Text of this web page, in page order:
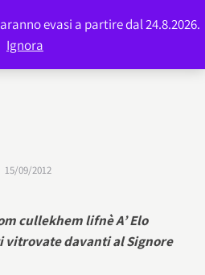
15/09/2012
cullekhem lifnè A’ Elo
davanti al Signore
evasi a partire dal 24.8.2026.
Ignora